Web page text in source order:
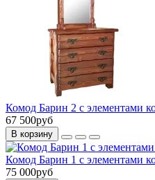
Комод Барин 2 с элементами
67 500руб
В корзину
Комод Барин 1 с элементами
75 000руб